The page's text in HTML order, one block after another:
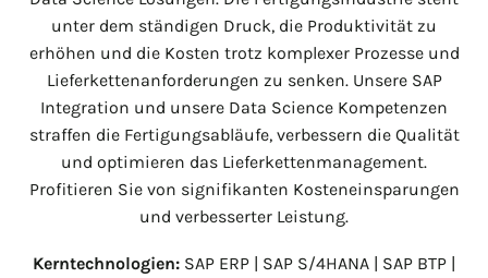
unter dem ständigen Druck, die Produktivität zu
erhöhen und die Kosten trotz komplexer Prozesse und
Lieferkettenanforderungen zu senken. Unsere SAP
Integration und unsere Data Science Kompetenzen
straffen die Fertigungsabläufe, verbessern die Qualität
und optimieren das Lieferkettenmanagement.
Profitieren Sie von signifikanten Kosteneinsparungen
und verbesserter Leistung.
Kerntechnologien: SAP ERP | SAP S/4HANA | SAP BTP |